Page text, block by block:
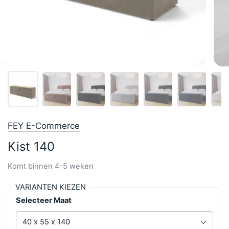
FEY E-Commerce
Kist 140
Komt binnen 4-5 weken
VARIANTEN KIEZEN
Selecteer Maat